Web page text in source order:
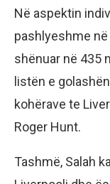
Në aspektin
pashlyeshme
shënuar në 435
listën e
kohërave te
Roger Hunt.
Tashmë, Salah